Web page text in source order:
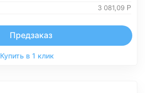
3 081,09 Р
Предзаказ
Купить в 1 клик